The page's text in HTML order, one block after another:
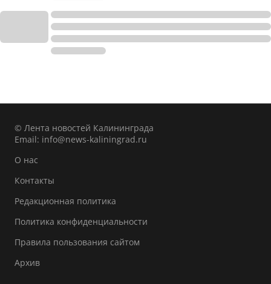
© Лента новостей Калининграда
Email: info@news-kaliningrad.ru
О нас
Контакты
Редакционная политика
Политика конфиденциальности
Правила пользования сайтом
Архив